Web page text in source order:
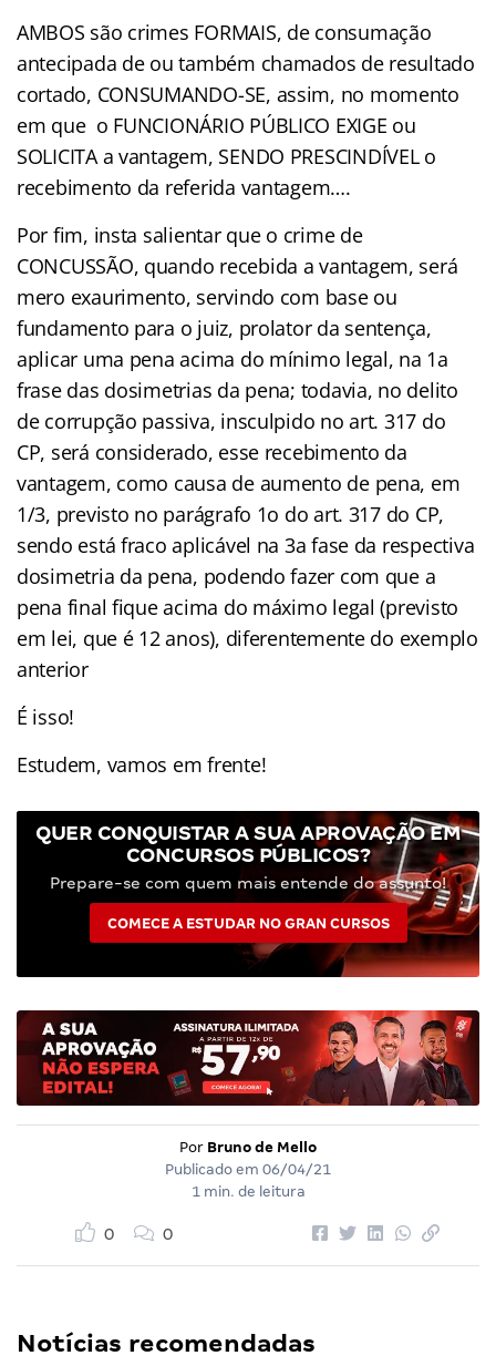
AMBOS são crimes FORMAIS, de consumação
antecipada de ou também chamados de resultado
cortado, CONSUMANDO-SE, assim, no momento
em que o FUNCIONÁRIO PÚBLICO EXIGE ou
SOLICITA a vantagem, SENDO PRESCINDÍVEL o
recebimento da referida vantagem….
Por fim, insta salientar que o crime de
CONCUSSÃO, quando recebida a vantagem, será
mero exaurimento, servindo com base ou
fundamento para o juiz, prolator da sentença,
aplicar uma pena acima do mínimo legal, na 1a
frase das dosimetrias da pena; todavia, no delito
de corrupção passiva, insculpido no art. 317 do
CP, será considerado, esse recebimento da
vantagem, como causa de aumento de pena, em
1/3, previsto no parágrafo 1o do art. 317 do CP,
sendo está fraco aplicável na 3a fase da respectiva
dosimetria da pena, podendo fazer com que a
pena final fique acima do máximo legal (previsto
em lei, que é 12 anos), diferentemente do exemplo
anterior
É isso!
Estudem, vamos em frente!
QUER CONQUISTAR A SUA APROVAÇÃO EM
CONCURSOS PÚBLICOS?
Prepare-se com quem mais entende do assunto!
COMECE A ESTUDAR NO GRAN CURSOS
Por Bruno de Mello
Publicado em 06/04/21
1 min. de leitura
0 0
Notícias recomendadas